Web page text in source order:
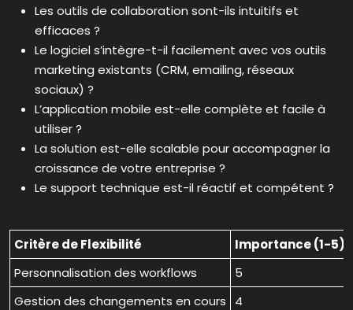
Les outils de collaboration sont-ils intuitifs et
efficaces ?
Le logiciel s’intègre-t-il facilement avec vos outils
marketing existants (CRM, emailing, réseaux
sociaux) ?
L’application mobile est-elle complète et facile à
utiliser ?
La solution est-elle scalable pour accompagner la
croissance de votre entreprise ?
Le support technique est-il réactif et compétent ?
Critère de Flexibilité
Importance (1-5)
Personnalisation des workflows
5
Gestion des changements en cours
4